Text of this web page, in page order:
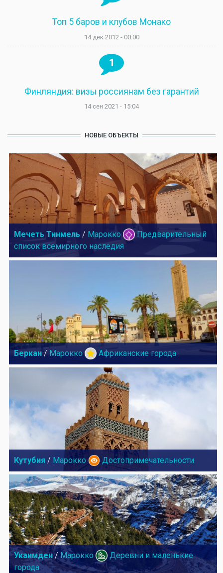
Топ 5 баров и клубов Монако
14 дек 2012 - 00:00
1
Финляндия: визы россиянам без гарантий
14 сен 2021 - 15:04
НОВЫЕ ОБЪЕКТЫ
Мечеть Тинмель / Марокко
Предварительный
список всемирного наследия
Беркан / Марокко Африканские города
Кутубия / Марокко Достопримечательности
Укаимден/ Марокко
Деревни и маленькие
города